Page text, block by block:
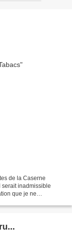
de la Caserne
serait inadmissible
que je ne